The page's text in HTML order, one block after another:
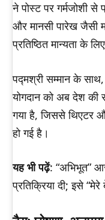
ने पोस्ट पर गर्मजोशी से
और मानसी पारेख जैसी
प्रतिष्ठित मान्यता के
पद्मश्री सम्मान के
योगदान को अब देश की
गया है, जिससे थिएटर
हो गई है।
यह भी पढ़ें: “अभिभूत”
प्रतिक्रिया दी; इसे